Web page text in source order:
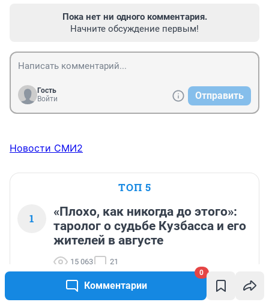
Комментарии
0
Пока нет ни одного комментария.
Начните обсуждение первым!
Гость
Войти
Отправить
Новости СМИ2
ТОП 5
1
«Плохо, как никогда до этого»:
таролог о судьбе Кузбасса и его
жителей в августе
15 063 21
Обрушившийся в Кузбассе склад Wildberries